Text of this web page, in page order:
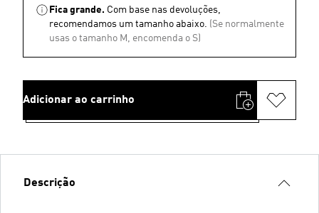
Fica grande. Com base nas devoluções,
recomendamos um tamanho abaixo. (Se normalmente
usas o tamanho M, encomenda o S)
Adicionar ao carrinho
Descrição